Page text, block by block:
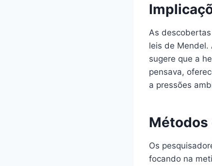
As
leis de Mendel.
sugere que a
pensava,
a pressões
Métodos
Os
focando na